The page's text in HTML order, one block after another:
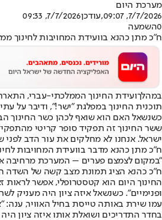
מערכת היום
7/7/2026, 09:07
,עודכן7/7/2026, 09:33
0השמעה
ח"כ מתן כהנא בוועידת המחויבות לחינוך
במהלךועידת החינוך הממלכתי-עברי,
תוכנית החינוך במפלגת "ישר!", ודיבר על
כשנשאל האם הוא שואף לכהן כשר החינוך
ששר החינוך זה תפקיד סופר קריטי
ישראל. אנחנו לא מחלקים את עור הדב לפני
ח"כ מתן כהנא מדבר בוועידת המחויבות
"במקום לצמצם פערים – המערכת מרחיבה
ח״כ כהנא הציג תמונת מצב קשה של השדה
החינוך היום הוא קטסטרופלי, אפשר לראות
ופנימיים״. כשנשאל איזה ציון היה מעניק
עמו שירת באותה טייסת בחיל האוויר, ענה:
בחדר התדריכים ושואלת אותו איזה ציון